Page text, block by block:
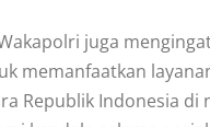
juga
memanfaatkan
Republik Indonesia di